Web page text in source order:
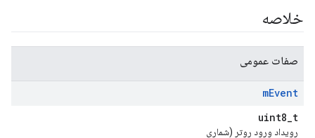
خلاصه
صفات عمومی
mEvent
uint8_t
رویداد ورود روتر (شماری